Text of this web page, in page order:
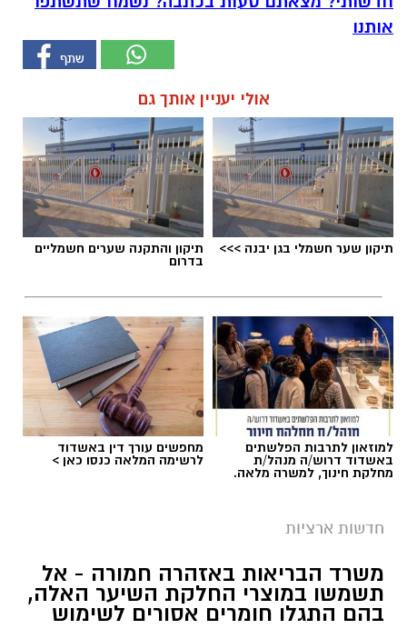
אותנו
אולי יעניין אותך גם
תיקון שער חשמלי בגן יבנה >>> תיקון והתקנה שערים חשמליים
בדרום
למוזאון לתרבות הפלשתים
באשדוד דרוש/ה מנהל/ת
מחלקת חינוך, למשרה מלאה.
מחפשים עורך דין באשדוד
לרשימה המלאה כנסו כאן >
חדשות ארציות
משרד הבריאות באזהרה חמורה - אל
תשמשו במוצרי החלקת השיער האלה,
בהם התגלו חומרים אסורים לשימוש